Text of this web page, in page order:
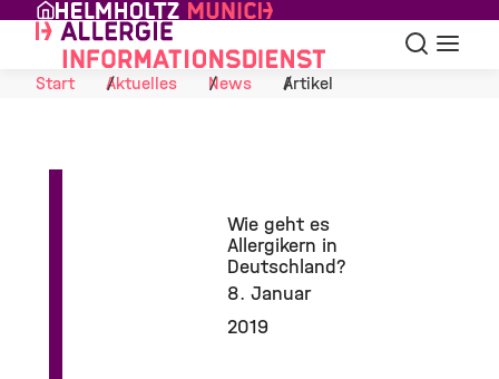
Skip to Content
Suche
Start
Aktuelles News Artikel
Wie geht es
Allergikern in
Deutschland?
8. Januar
2019